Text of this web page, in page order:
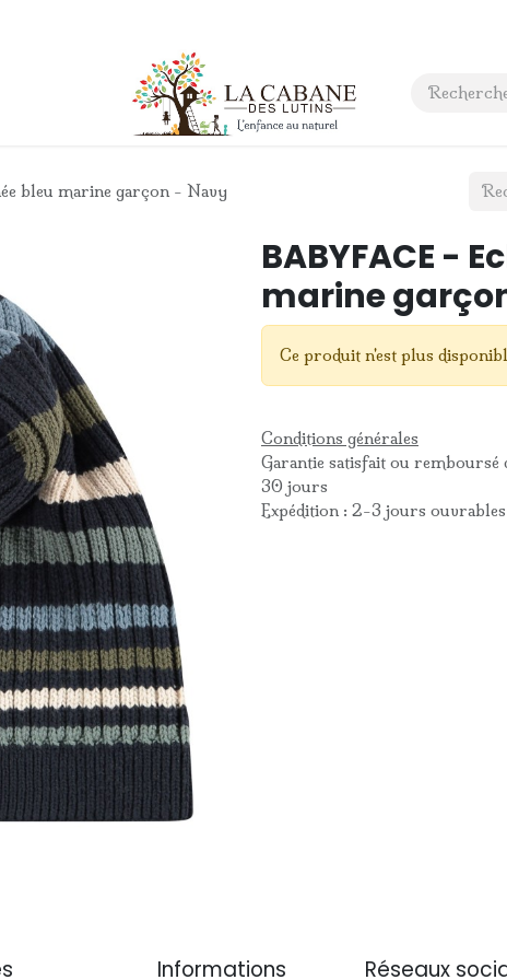
Contact
bleu marine garçon - Navy
BABYFACE -
marine
Ce produit n'est plus
Conditions générales
Garantie satisfait ou remboursé
30 jours
Expédition : 2-3 jours ouvrables
Informations Réseaux